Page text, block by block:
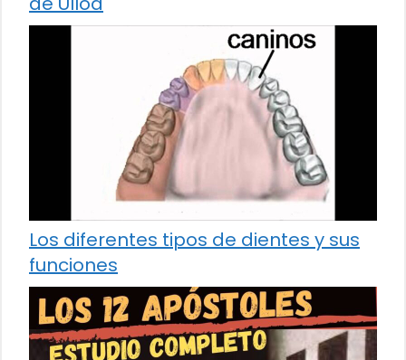
Los diferentes tipos de dientes y sus
funciones